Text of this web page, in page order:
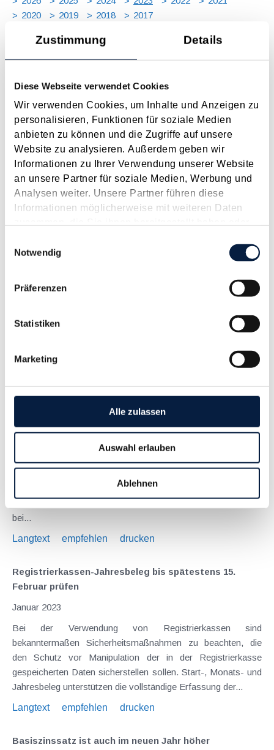
Zustimmung Details
Diese Webseite verwendet Cookies
Wir verwenden Cookies, um Inhalte und Anzeigen zu
personalisieren, Funktionen für soziale Medien
anbieten zu können und die Zugriffe auf unsere
Website zu analysieren. Außerdem geben wir
Informationen zu Ihrer Verwendung unserer Website
an unsere Partner für soziale Medien, Werbung und
Analysen weiter. Unsere Partner führen diese
Informationen möglicherweise mit weiteren Daten
gesammelt haben.
Notwendig
Präferenzen
Statistiken
Marketing
Alle zulassen
Auswahl erlauben
Ablehnen
2020
2019 2018
2017
AUG
SEP OKT DEZ [ X ]
Januar 2023
Erfreuliche Nachrichten hat es Ende Dezember 2022 für
energieintensive Unternehmen gegeben, da der
Energiekostenzuschuss ( siehe dazu auch den Beitrag aus
dem Dezember 2022 ) bis Ende 2022 verlängert werden soll
und sogar auf das Jahr 2023 ausgedehnt werden soll. Damit
soll die...
Januar 2023
möglicherweise für viele Unternehmer interessanten Neuerung
bei Dreiecksgeschäften. Ein Dreiecksgeschäft ist eine
spezielle Form des Reihengeschäfts, bei dem drei
Unternehmer mit UID-Nummern aus drei unterschiedlichen...
Langtext
empfehlen drucken
Jänner Fälligkeiten 16.1. USt für November 2022
bei...
Langtext
empfehlen drucken
Registrierkassen-Jahresbeleg bis spätestens 15.
Februar prüfen
Januar 2023
Bei der Verwendung von Registrierkassen sind
bekanntermaßen Sicherheitsmaßnahmen zu beachten, die
den Schutz vor Manipulation der in der Registrierkasse
gespeicherten Daten sicherstellen sollen. Start-, Monats- und
Jahresbeleg unterstützen die vollständige Erfassung der...
Langtext
empfehlen drucken
Basiszinssatz ist auch im neuen Jahr höher